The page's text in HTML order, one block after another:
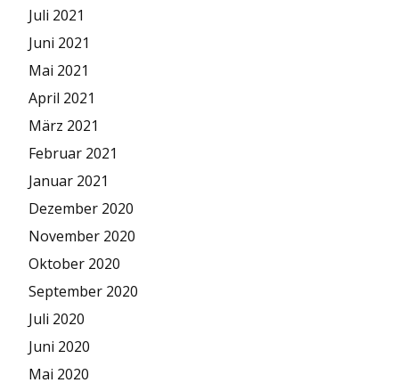
Juli 2021
Juni 2021
Mai 2021
April 2021
März 2021
Februar 2021
Januar 2021
Dezember 2020
November 2020
Oktober 2020
September 2020
Juli 2020
Juni 2020
Mai 2020